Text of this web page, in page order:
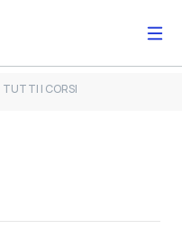
TUTTI I CORSI